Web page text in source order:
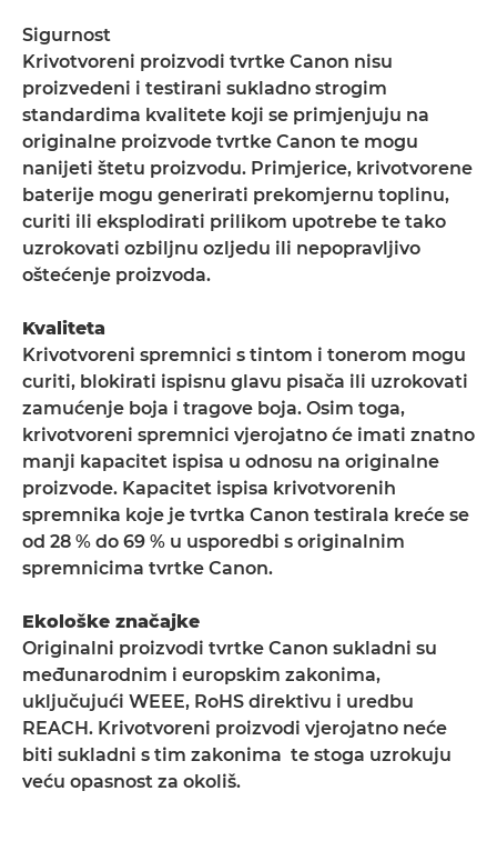
Sigurnost
Krivotvoreni proizvodi tvrtke Canon nisu
proizvedeni i testirani sukladno strogim
standardima kvalitete koji se primjenjuju na
originalne proizvode tvrtke Canon te mogu
nanijeti štetu proizvodu. Primjerice, krivotvorene
baterije mogu generirati prekomjernu toplinu,
curiti ili eksplodirati prilikom upotrebe te tako
uzrokovati ozbiljnu ozljedu ili nepopravljivo
oštećenje proizvoda.
Kvaliteta
Krivotvoreni spremnici s tintom i tonerom mogu
curiti, blokirati ispisnu glavu pisača ili uzrokovati
zamućenje boja i tragove boja. Osim toga,
krivotvoreni spremnici vjerojatno će imati znatno
manji kapacitet ispisa u odnosu na originalne
proizvode. Kapacitet ispisa krivotvorenih
spremnika koje je tvrtka Canon testirala kreće se
od 28 % do 69 % u usporedbi s originalnim
spremnicima tvrtke Canon.
Ekološke značajke
Originalni proizvodi tvrtke Canon sukladni su
međunarodnim i europskim zakonima,
uključujući WEEE, RoHS direktivu i uredbu
REACH. Krivotvoreni proizvodi vjerojatno neće
biti sukladni s tim zakonima te stoga uzrokuju
veću opasnost za okoliš.